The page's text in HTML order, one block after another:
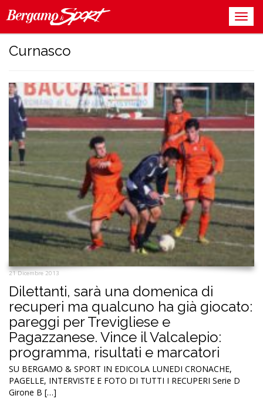
Curnasco
21 Dicembre 2013
Dilettanti, sarà una domenica di
recuperi ma qualcuno ha già giocato:
pareggi per Trevigliese e
Pagazzanese. Vince il Valcalepio:
programma, risultati e marcatori
SU BERGAMO & SPORT IN EDICOLA LUNEDI CRONACHE,
PAGELLE, INTERVISTE E FOTO DI TUTTI I RECUPERI Serie D
Girone B […]